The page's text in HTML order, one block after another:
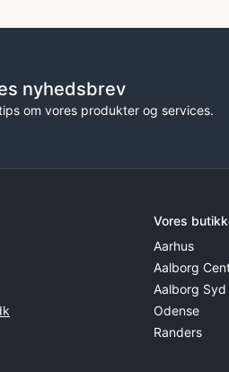
og militær
nyhedsbrev
om vores produkter og services.
Vores
Aarhus
Aalborg
Aalborg Syd
Odense
Randers